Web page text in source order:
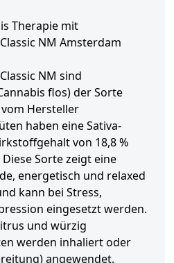
Therapie mit
NM Amsterdam
NM sind
flos) der Sorte
Hersteller
haben eine Sativa-
von 18,8 %
Diese Sorte zeigt eine
energetisch und relaxed
kann bei Stress,
eingesetzt werden.
und würzig
werden inhaliert oder
angewendet.